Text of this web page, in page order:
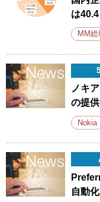
は
MM総
ノキ
の提
Nokia
自動